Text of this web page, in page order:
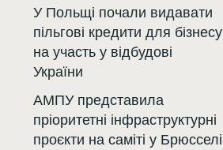
У Польщі почали видавати
пільгові кредити для бізнесу
на участь у відбудові
України
АМПУ представила
пріоритетні інфраструктурні
проєкти на саміті у Брюсселі